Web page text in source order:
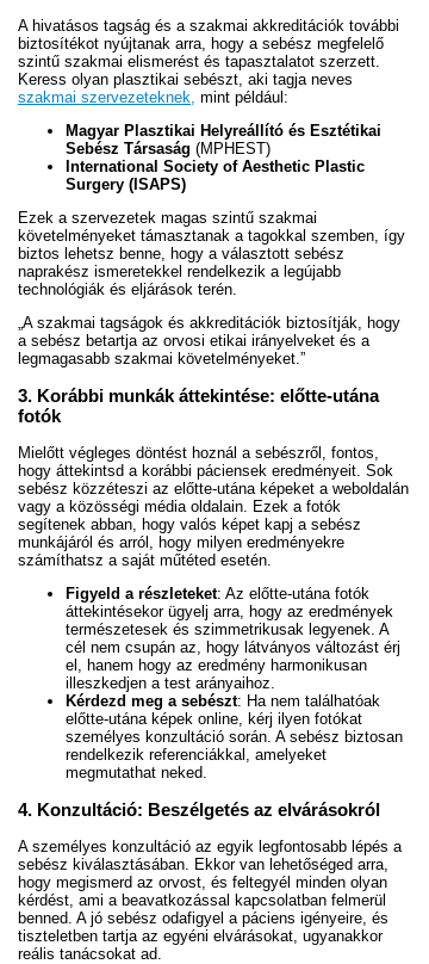
A hivatásos tagság és a szakmai akkreditációk további
biztosítékot nyújtanak arra, hogy a sebész megfelelő
szintű szakmai elismerést és tapasztalatot szerzett.
Keress olyan plasztikai sebészt, aki tagja neves
szakmai szervezeteknek, mint például:
Magyar Plasztikai Helyreállító és Esztétikai
Sebész Társaság (MPHEST)
International Society of Aesthetic Plastic
Surgery (ISAPS)
Ezek a szervezetek magas szintű szakmai
követelményeket támasztanak a tagokkal szemben, így
biztos lehetsz benne, hogy a választott sebész
naprakész ismeretekkel rendelkezik a legújabb
technológiák és eljárások terén.
„A szakmai tagságok és akkreditációk biztosítják, hogy
a sebész betartja az orvosi etikai irányelveket és a
legmagasabb szakmai követelményeket.”
3. Korábbi munkák áttekintése: előtte-utána
fotók
Mielőtt végleges döntést hoznál a sebészről, fontos,
hogy áttekintsd a korábbi páciensek eredményeit. Sok
sebész közzéteszi az előtte-utána képeket a weboldalán
vagy a közösségi média oldalain. Ezek a fotók
segítenek abban, hogy valós képet kapj a sebész
munkájáról és arról, hogy milyen eredményekre
számíthatsz a saját műtéted esetén.
Figyeld a részleteket: Az előtte-utána fotók
áttekintésekor ügyelj arra, hogy az eredmények
természetesek és szimmetrikusak legyenek. A
cél nem csupán az, hogy látványos változást érj
el, hanem hogy az eredmény harmonikusan
illeszkedjen a test arányaihoz.
Kérdezd meg a sebészt: Ha nem találhatóak
előtte-utána képek online, kérj ilyen fotókat
személyes konzultáció során. A sebész biztosan
rendelkezik referenciákkal, amelyeket
megmutathat neked.
4. Konzultáció: Beszélgetés az elvárásokról
A személyes konzultáció az egyik legfontosabb lépés a
sebész kiválasztásában. Ekkor van lehetőséged arra,
hogy megismerd az orvost, és feltegyél minden olyan
kérdést, ami a beavatkozással kapcsolatban felmerül
benned. A jó sebész odafigyel a páciens igényeire, és
tiszteletben tartja az egyéni elvárásokat, ugyanakkor
reális tanácsokat ad.